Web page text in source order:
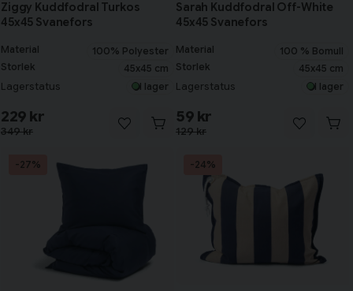
Ziggy Kuddfodral Turkos
45x45 Svanefors
Material
100% Polyester
Storlek
45x45 cm
Lagerstatus I lager
349 kr
229 kr
Sarah Kuddfodral Off-White
45x45 Svanefors
Material
100 % Bomull
Storlek
45x45 cm
Lagerstatus I lager
129 kr
59 kr
-27% -24%